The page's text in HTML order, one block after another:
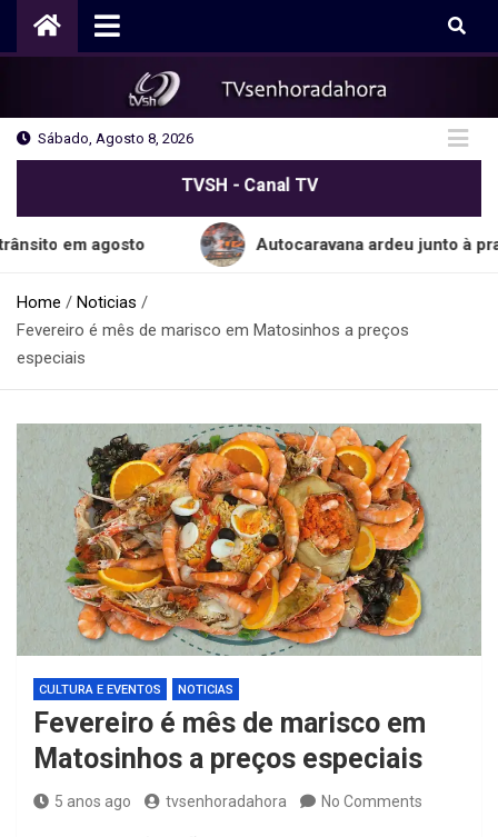
Sábado, Agosto 8, 2026
TVSH - Canal TV
agosto Autocaravana ardeu junto à praia do
Home
Noticias
Fevereiro é mês de marisco em Matosinhos a preços
especiais
CULTURA E EVENTOS NOTICIAS
Fevereiro é mês de marisco em
Matosinhos a preços especiais
5 anos ago tvsenhoradahora No Comments